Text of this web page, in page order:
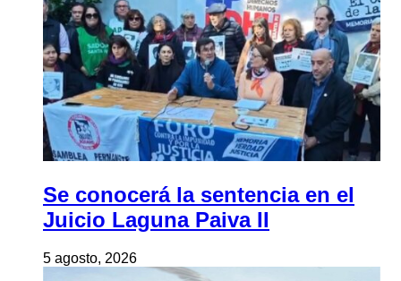
Se conocerá la sentencia en el
Juicio Laguna Paiva II
5 agosto, 2026